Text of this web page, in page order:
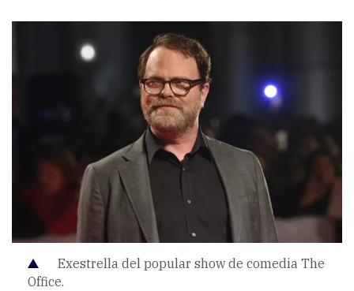
Exestrella del popular show de comedia The
Office.